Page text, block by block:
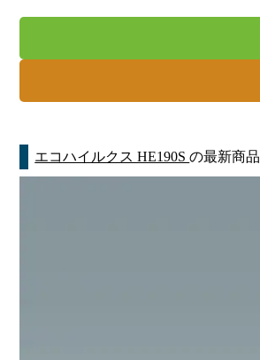
エコハイルクス HE190Sの最新商品